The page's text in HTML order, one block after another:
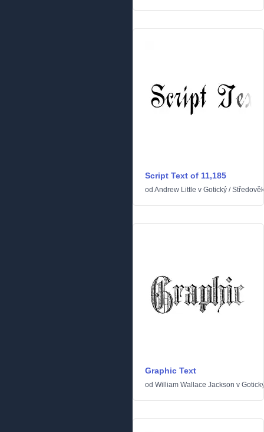
Script Text of 11,185
od Andrew Little v Gotický /
Graphic Text
od William Wallace Jackson v